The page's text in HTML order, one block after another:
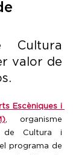
Cultura
valor de
Escèniques i
, organisme
de Cultura i
programa de